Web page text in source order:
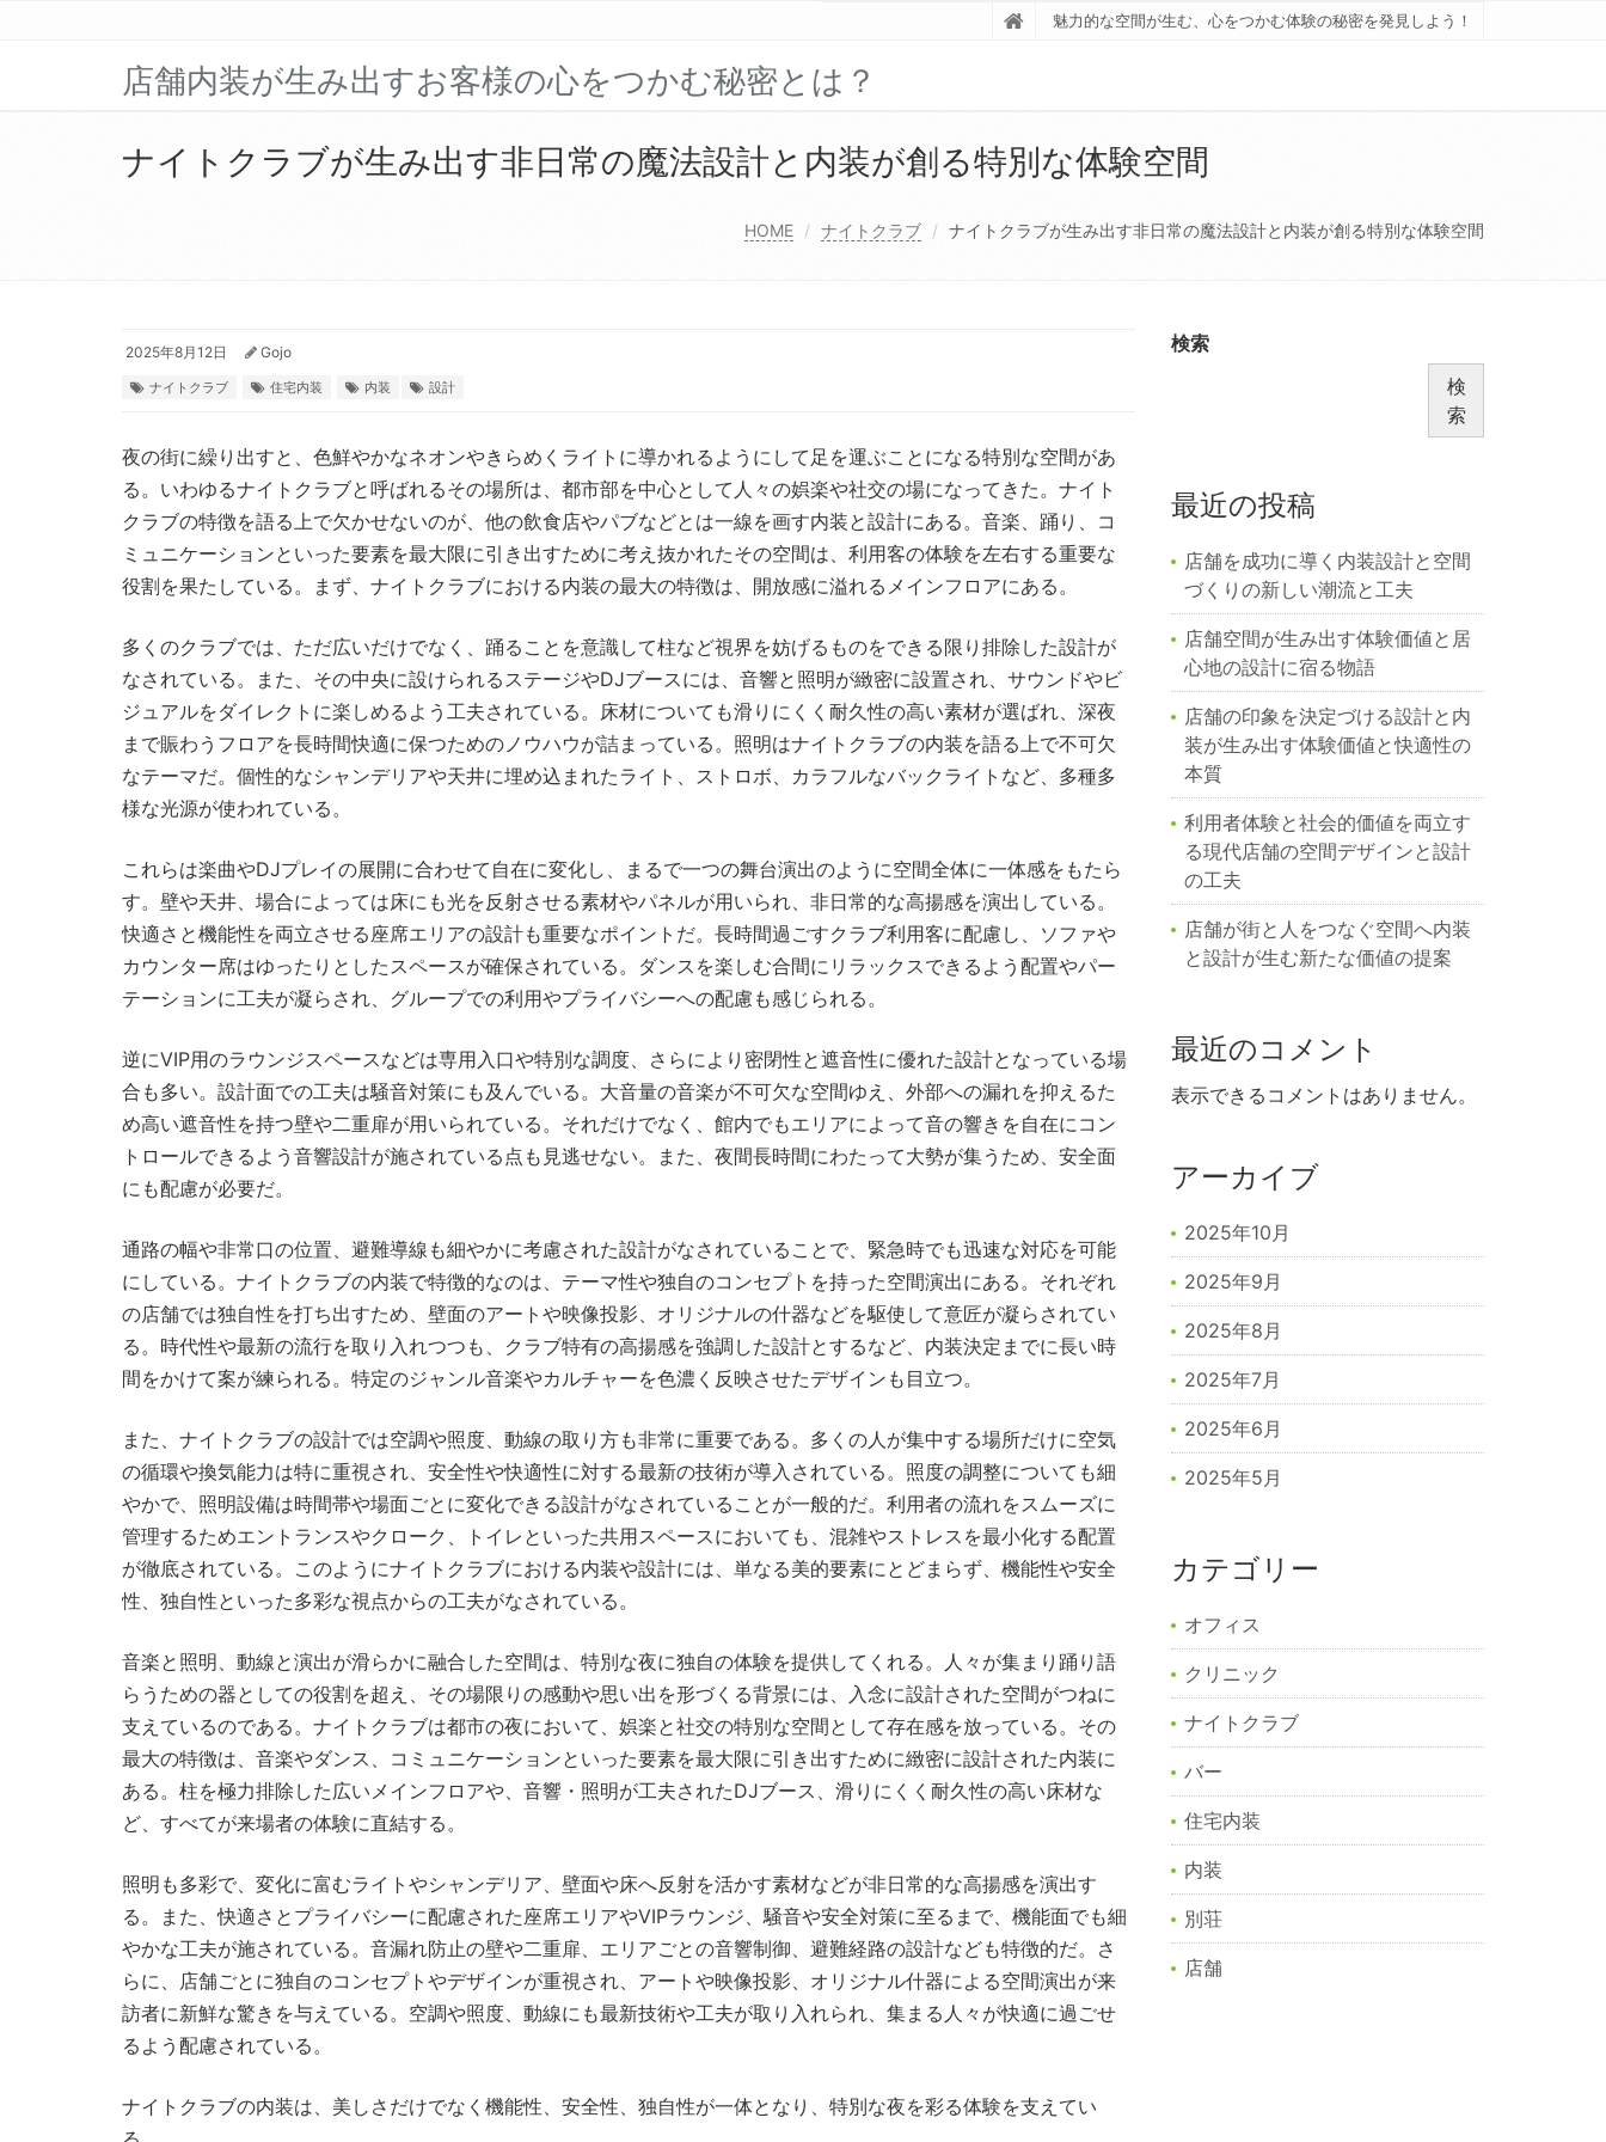
魅力的な空間が生む、心をつかむ体験の秘密を発見しよう！
店舗内装が生み出すお客様の心をつかむ秘密とは？
ナイトクラブが生み出す非日常の魔法設計と内装が創る特別な体験空間
HOME ナイトクラブ ナイトクラブが生み出す非日常の魔法設計と内装が創る特別な体験空間
2025年8月12日 Gojo
ナイトクラブ 住宅内装 内装 設計
夜の街に繰り出すと、色鮮やかなネオンやきらめくライトに導かれるようにして足を運ぶことになる特別な空間があ
る。 いわゆるナイトクラブと呼ばれるその場所は、都市部を中心として人々の娯楽や社交の場になってきた。ナイト
クラブの特徴を語る上で欠かせないのが、他の飲食店やパブなどとは一線を画す内装と設計にある。音楽、踊り、コ
ミュニケーションといった要素を最大限に引き出すために考え抜かれたその空間は、利用客の体験を左右する重要な
役割を果たしている。まず、ナイトクラブにおける内装の最大の特徴は、開放感に溢れるメインフロアにある。
多くのクラブでは、ただ広いだけでなく、踊ることを意識して柱など視界を妨げるものをできる限り排除した設計が
なされている。また、その中央に設けられるステージやDJブースには、音響と照明が緻密に設置され、サウンドやビ
ジュアルをダイレクトに楽しめるよう工夫されている。床材についても滑りにくく耐久性の高い素材が選ばれ、深夜
まで賑わうフロアを長時間快適に保つためのノウハウが詰まっている。照明はナイトクラブの内装を語る上で不可欠
なテーマだ。個性的なシャンデリアや天井に埋め込まれたライト、ストロボ、カラフルなバックライトなど、多種多
様な光源が使われている。
これらは楽曲やDJプレイの展開に合わせて自在に変化し、まるで一つの舞台演出のように空間全体に一体感をもたら
す。壁や天井、場合によっては床にも光を反射させる素材やパネルが用いられ、非日常的な高揚感を演出している。
快適さと機能性を両立させる座席エリアの設計も重要なポイントだ。長時間過ごすクラブ利用客に配慮し、ソファや
カウンター席はゆったりとしたスペースが確保されている。ダンスを楽しむ合間にリラックスできるよう配置やパー
テーションに工夫が凝らされ、グループでの利用やプライバシーへの配慮も感じられる。
逆にVIP用のラウンジスペースなどは専用入口や特別な調度、さらにより密閉性と遮音性に優れた設計となっている場
合も多い。設計面での工夫は騒音対策にも及んでいる。大音量の音楽が不可欠な空間ゆえ、外部への漏れを抑えるた
め高い遮音性を持つ壁や二重扉が用いられている。それだけでなく、館内でもエリアによって音の響きを自在にコン
トロールできるよう音響設計が施されている点も見逃せない。また、夜間長時間にわたって大勢が集うため、安全面
にも配慮が必要だ。
通路の幅や非常口の位置、避難導線も細やかに考慮された設計がなされていることで、緊急時でも迅速な対応を可能
にしている。ナイトクラブの内装で特徴的なのは、テーマ性や独自のコンセプトを持った空間演出にある。それぞれ
の店舗では独自性を打ち出すため、壁面のアートや映像投影、オリジナルの什器などを駆使して意匠が凝らされてい
る。時代性や最新の流行を取り入れつつも、クラブ特有の高揚感を強調した設計とするなど、内装決定までに長い時
間をかけて案が練られる。特定のジャンル音楽やカルチャーを色濃く反映させたデザインも目立つ。
また、ナイトクラブの設計では空調や照度、動線の取り方も非常に重要である。多くの人が集中する場所だけに空気
の循環や換気能力は特に重視され、安全性や快適性に対する最新の技術が導入されている。照度の調整についても細
やかで、照明設備は時間帯や場面ごとに変化できる設計がなされていることが一般的だ。利用者の流れをスムーズに
管理するためエントランスやクローク、トイレといった共用スペースにおいても、混雑やストレスを最小化する配置
が徹底されている。このようにナイトクラブにおける内装や設計には、単なる美的要素にとどまらず、機能性や安全
性、独自性といった多彩な視点からの工夫がなされている。
音楽と照明、動線と演出が滑らかに融合した空間は、特別な夜に独自の体験を提供してくれる。人々が集まり踊り語
らうための器としての役割を超え、その場限りの感動や思い出を形づくる背景には、入念に設計された空間がつねに
支えているのである。ナイトクラブは都市の夜において、娯楽と社交の特別な空間として存在感を放っている。その
最大の特徴は、音楽やダンス、コミュニケーションといった要素を最大限に引き出すために緻密に設計された内装に
ある。柱を極力排除した広いメインフロアや、音響・照明が工夫されたDJブース、滑りにくく耐久性の高い床材な
ど、すべてが来場者の体験に直結する。
照明も多彩で、変化に富むライトやシャンデリア、壁面や床へ反射を活かす素材などが非日常的な高揚感を演出す
る。また、快適さとプライバシーに配慮された座席エリアやVIPラウンジ、騒音や安全対策に至るまで、機能面でも細
やかな工夫が施されている。音漏れ防止の壁や二重扉、エリアごとの音響制御、避難経路の設計なども特徴的だ。さ
らに、店舗ごとに独自のコンセプトやデザインが重視され、アートや映像投影、オリジナル什器による空間演出が来
訪者に新鮮な驚きを与えている。空調や照度、動線にも最新技術や工夫が取り入れられ、集まる人々が快適に過ごせ
るよう配慮されている。
ナイトクラブの内装は、美しさだけでなく機能性、安全性、独自性が一体となり、特別な夜を彩る体験を支えてい
検索
検
索
最近の投稿
店舗を成功に導く内装設計と空間
づくりの新しい潮流と工夫
店舗空間が生み出す体験価値と居
心地の設計に宿る物語
店舗の印象を決定づける設計と内
装が生み出す体験価値と快適性の
本質
利用者体験と社会的価値を両立す
る現代店舗の空間デザインと設計
の工夫
店舗が街と人をつなぐ空間へ内装
と設計が生む新たな価値の提案
最近のコメント
表示できるコメントはありません。
アーカイブ
2025年10月
2025年9月
2025年8月
2025年7月
2025年6月
2025年5月
カテゴリー
オフィス
クリニック
ナイトクラブ
バー
住宅内装
内装
別荘
店舗